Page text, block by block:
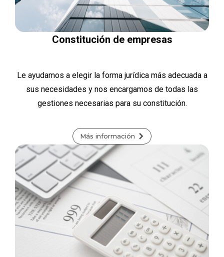
Constitución de empresas
Le ayudamos a elegir la forma jurídica más adecuada a
sus necesidades y nos encargamos de todas las
gestiones necesarias para su constitución.
Más información